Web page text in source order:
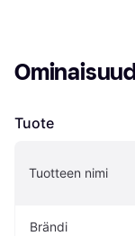
Tuote
Tuotteen nimi
Brändi